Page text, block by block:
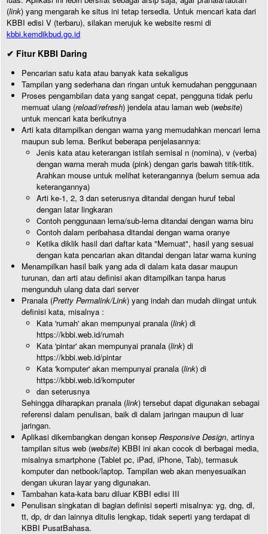
(link) yang mengarah ke situs ini tetap tersedia. Untuk mencari kata dari
KBBI edisi V (terbaru), silakan merujuk ke website resmi di
kbbi.kemdikbud.go.id
✔ Fitur KBBI Daring
Pencarian satu kata atau banyak kata sekaligus
Tampilan yang sederhana dan ringan untuk kemudahan penggunaan
Proses pengambilan data yang sangat cepat, pengguna tidak perlu
memuat ulang (reload/refresh) jendela atau laman web (website)
untuk mencari kata berikutnya
Arti kata ditampilkan dengan warna yang memudahkan mencari lema
maupun sub lema. Berikut beberapa penjelasannya:
Jenis kata atau keterangan istilah semisal n (nomina), v (verba)
dengan warna merah muda (pink) dengan garis bawah titik-titik.
Arahkan mouse untuk melihat keterangannya (belum semua ada
keterangannya)
Arti ke-1, 2, 3 dan seterusnya ditandai dengan huruf tebal
dengan latar lingkaran
Contoh penggunaan lema/sub-lema ditandai dengan warna biru
Contoh dalam peribahasa ditandai dengan warna oranye
Ketika diklik hasil dari daftar kata "Memuat", hasil yang sesuai
dengan kata pencarian akan ditandai dengan latar warna kuning
Menampilkan hasil baik yang ada di dalam kata dasar maupun
turunan, dan arti atau definisi akan ditampilkan tanpa harus
mengunduh ulang data dari server
Pranala (Pretty Permalink/Link) yang indah dan mudah diingat untuk
definisi kata, misalnya :
Kata 'rumah' akan mempunyai pranala (link) di
https://kbbi.web.id/rumah
Kata 'pintar' akan mempunyai pranala (link) di
https://kbbi.web.id/pintar
Kata 'komputer' akan mempunyai pranala (link) di
https://kbbi.web.id/komputer
dan seterusnya
Sehingga diharapkan pranala (link) tersebut dapat digunakan sebagai
referensi dalam penulisan, baik di dalam jaringan maupun di luar
jaringan.
Aplikasi dikembangkan dengan konsep Responsive Design, artinya
tampilan situs web (website) KBBI ini akan cocok di berbagai media,
misalnya smartphone (Tablet pc, iPad, iPhone, Tab), termasuk
komputer dan netbook/laptop. Tampilan web akan menyesuaikan
dengan ukuran layar yang digunakan.
Tambahan kata-kata baru diluar KBBI edisi III
Penulisan singkatan di bagian definisi seperti misalnya: yg, dng, dl,
tt, dp, dr dan lainnya ditulis lengkap, tidak seperti yang terdapat di
KBBI PusatBahasa.